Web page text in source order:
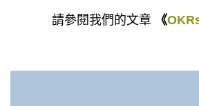
請參閱我們的文章 《